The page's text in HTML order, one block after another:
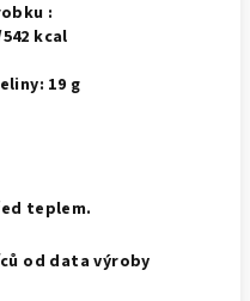
:
kcal
19 g
teplem.
od data výroby